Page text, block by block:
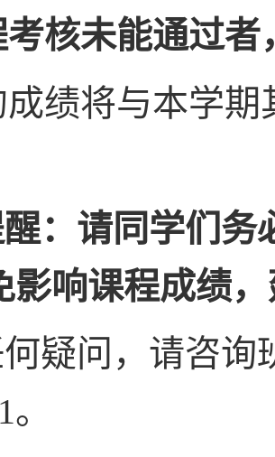
核未能通过
绩将与本学
：请同学们务
影响课程成绩
疑问，请咨询
。